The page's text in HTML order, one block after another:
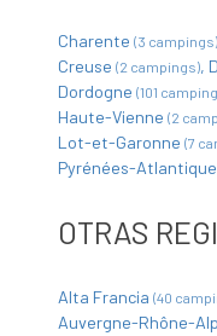
Charente (3 campings)
Creuse (2 campings)
Dordogne (101
Haute-Vienne (2
Lot-et-Garonne (7
Pyrénées-
OTRAS
Alta Francia (40
Auvergne-Rhône-